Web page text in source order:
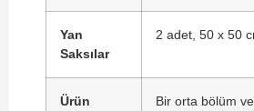
Yan
Saksılar
2 adet, 50 x 50
Ürün
Bir orta bölüm